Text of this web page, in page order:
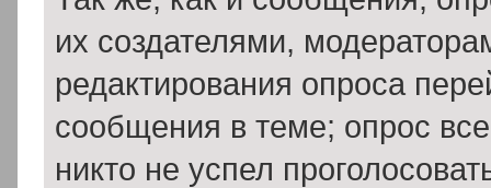
их создателями,
редактирования опроса
сообщения в теме; опрос
никто не успел